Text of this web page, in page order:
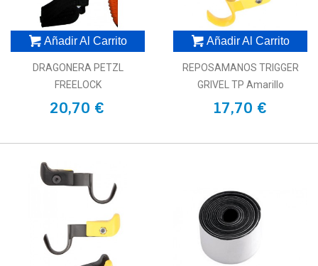
Añadir Al Carrito
DRAGONERA PETZL
FREELOCK
20,70 €
Añadir Al Carrito
REPOSAMANOS TRIGGER
GRIVEL TP Amarillo
17,70 €